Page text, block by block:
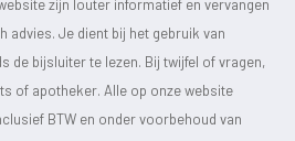
zijn louter informatief en vervangen
advies. Je dient bij het gebruik van
de bijsluiter te lezen. Bij twijfel of vragen,
of apotheker. Alle op onze website
BTW en onder voorbehoud van